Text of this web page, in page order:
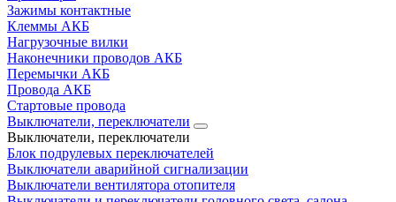
Зажимы контактные
Клеммы АКБ
Нагрузочные вилки
Наконечники проводов АКБ
Перемычки АКБ
Провода АКБ
Стартовые провода
Выключатели, переключатели
Выключатели, переключатели
Блок подрулевых переключателей
Выключатели аварийной сигнализации
Выключатели вентилятора отопителя